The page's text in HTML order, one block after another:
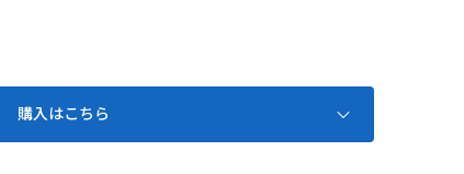
購入はこちら